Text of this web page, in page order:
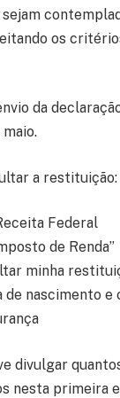
os
da
a restituição:
Federal
de Renda”
minha
de nascimento e
divulgar
nesta primeira